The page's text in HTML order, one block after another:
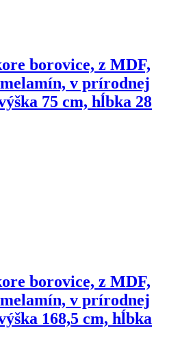
borovice, z MDF,
v prírodnej
75 cm, hĺbka 28
borovice, z MDF,
v prírodnej
168,5 cm, hĺbka